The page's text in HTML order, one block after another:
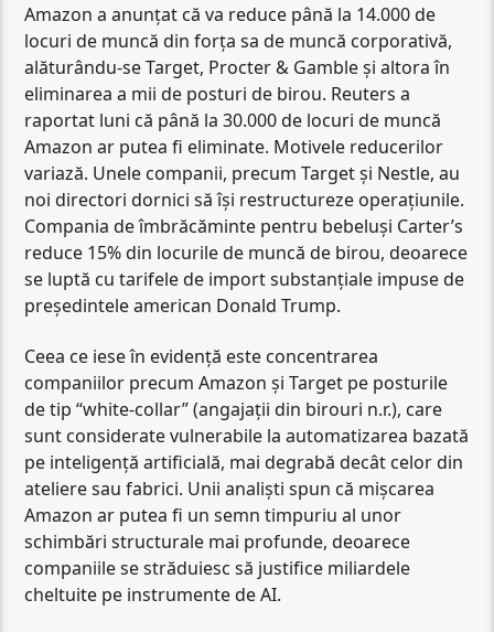
Amazon a anunţat că va reduce până la 14.000 de
locuri de muncă din forţa sa de muncă corporativă,
alăturându-se Target, Procter & Gamble şi altora în
eliminarea a mii de posturi de birou. Reuters a
raportat luni că până la 30.000 de locuri de muncă
Amazon ar putea fi eliminate. Motivele reducerilor
variază. Unele companii, precum Target şi Nestle, au
noi directori dornici să îşi restructureze operaţiunile.
Compania de îmbrăcăminte pentru bebeluşi Carter’s
reduce 15% din locurile de muncă de birou, deoarece
se luptă cu tarifele de import substanţiale impuse de
preşedintele american Donald Trump.
Ceea ce iese în evidenţă este concentrarea
companiilor precum Amazon şi Target pe posturile
de tip “white-collar” (angajaţii din birouri n.r.), care
sunt considerate vulnerabile la automatizarea bazată
pe inteligenţă artificială, mai degrabă decât celor din
ateliere sau fabrici. Unii analişti spun că mişcarea
Amazon ar putea fi un semn timpuriu al unor
schimbări structurale mai profunde, deoarece
companiile se străduiesc să justifice miliardele
cheltuite pe instrumente de AI.